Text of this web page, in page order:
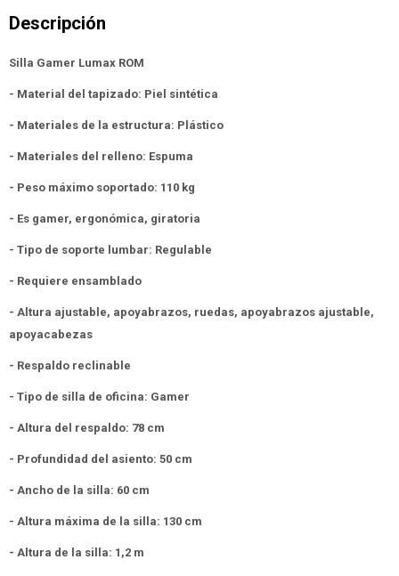
Silla Gamer Lumax ROM
- Material del tapizado: Piel sintética
- Materiales de la estructura: Plástico
- Materiales del relleno: Espuma
- Peso máximo soportado: 110 kg
- Es gamer, ergonómica, giratoria
- Tipo de soporte lumbar: Regulable
- Requiere ensamblado
- Altura ajustable, apoyabrazos, ruedas, apoyabrazos ajustable,
apoyacabezas
- Respaldo reclinable
- Tipo de silla de oficina: Gamer
- Altura del respaldo: 78 cm
- Profundidad del asiento: 50 cm
- Ancho de la silla: 60 cm
- Altura máxima de la silla: 130 cm
- Altura de la silla: 1,2 m